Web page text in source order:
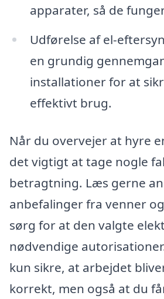
apparater, så de
Udførelse af el-
en grundig
installationer for at
effektivt brug.
Når du overvejer at hyre
det vigtigt at tage nogle
betragtning. Læs gerne
anbefalinger fra venner
sørg for at den valgte
nødvendige
kun sikre, at arbejdet
korrekt, men også at du